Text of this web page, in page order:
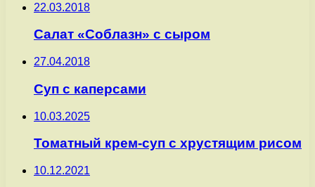
22.03.2018
Салат «Соблазн» с сыром
27.04.2018
Суп с каперсами
10.03.2025
Томатный крем-суп с хрустящим рисом
10.12.2021